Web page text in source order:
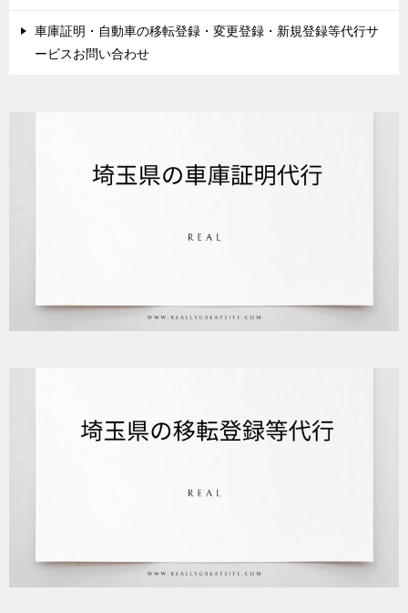
車庫証明・自動車の移転登録・変更登録・新規登録等代行サ
ービスお問い合わせ